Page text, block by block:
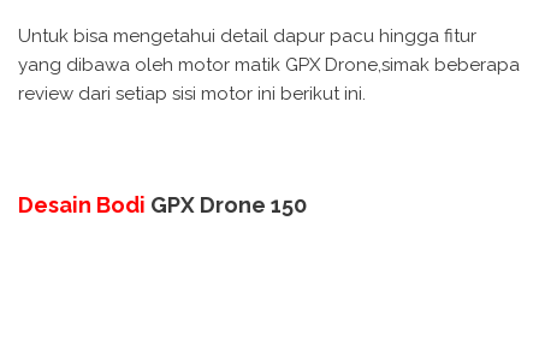
Untuk bisa mengetahui detail dapur pacu hingga fitur
yang dibawa oleh motor matik GPX Drone,simak beberapa
review dari setiap sisi motor ini berikut ini.
Desain Bodi GPX Drone 150